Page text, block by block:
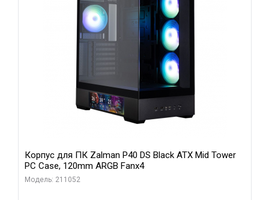
Корпус для ПК Zalman P40 DS Black ATX Mid Tower
PC Case, 120mm ARGB Fanx4
Модель: 211052